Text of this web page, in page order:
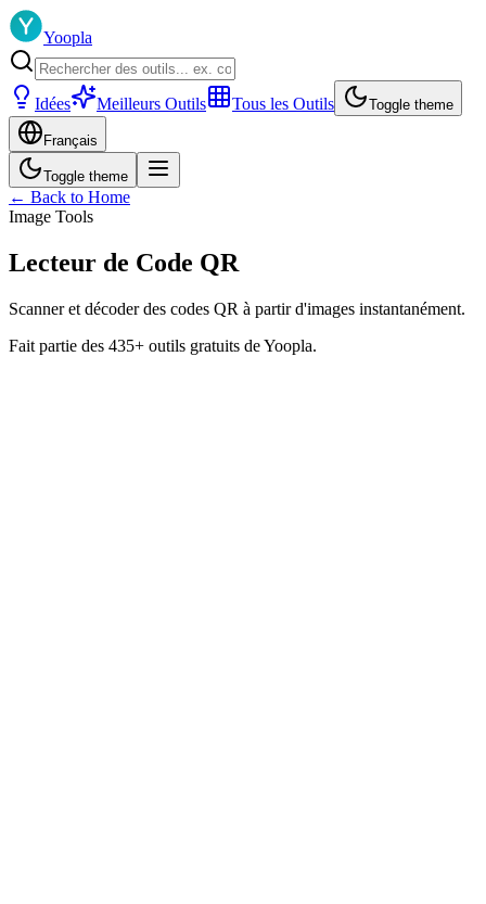
Yoopla
Idées Meilleurs Outils Tous les Outils Toggle theme
Français
Toggle theme
← Back to Home
Image Tools
Lecteur de Code QR
Scanner et décoder des codes QR à partir d'images instantanément.
Fait partie des 435+ outils gratuits de Yoopla.